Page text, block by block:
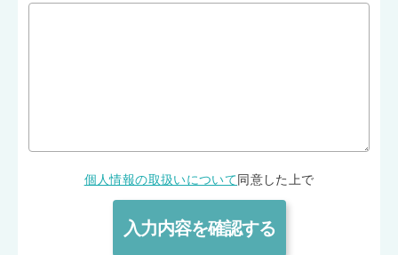
個人情報の取扱いについて 同意した上で